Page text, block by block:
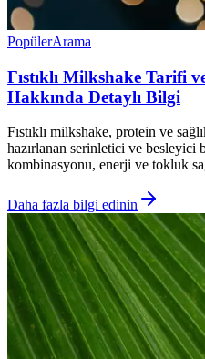
PopülerArama
Fıstıklı Milkshake Tarifi
Hakkında Detaylı Bilgi
Fıstıklı milkshake, protein ve
hazırlanan serinletici ve besleyici
kombinasyonu, enerji ve tokluk
Daha fazla bilgi edinin